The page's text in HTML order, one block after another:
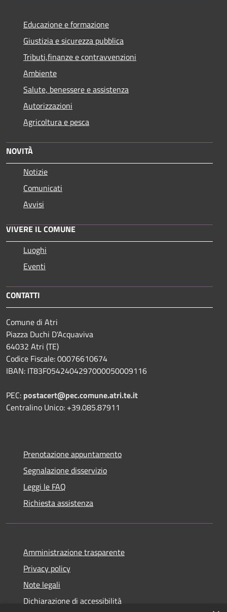
Educazione e formazione
Giustizia e sicurezza pubblica
Tributi,finanze e contravvenzioni
Ambiente
Salute, benessere e assistenza
Autorizzazioni
Agricoltura e pesca
NOVITÀ
Notizie
Comunicati
Avvisi
VIVERE IL COMUNE
Luoghi
Eventi
CONTATTI
Comune di Atri
Piazza Duchi D'Acquaviva
64032 Atri (TE)
Codice Fiscale: 00076610674
IBAN: IT83F0542404297000050009116
PEC: postacert@pec.comune.atri.te.it
Centralino Unico: +39.085.87911
Prenotazione appuntamento
Segnalazione disservizio
Leggi le FAQ
Richiesta assistenza
Amministrazione trasparente
Privacy policy
Note legali
Dichiarazione di accessibilità